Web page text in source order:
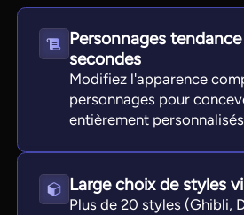
Personnages
secondes
Modifiez l'apparence
personnages pour
entièrement
Large choix de styles
Plus de 20 styles (Ghibli,